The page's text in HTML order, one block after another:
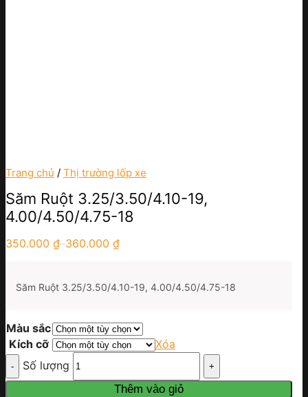
Trang chủ / Thị trường lốp xe
Săm Ruột 3.25/3.50/4.10-19,
4.00/4.50/4.75-18
350.000 ₫–360.000 ₫
Săm Ruột 3.25/3.50/4.10-19, 4.00/4.50/4.75-18
Màu sắc
Kích cỡ
Xóa
Số lượng
Thêm vào giỏ